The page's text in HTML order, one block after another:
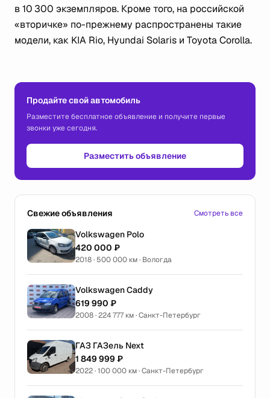
в 10 300 экземпляров. Кроме того, на российской
«вторичке» по-прежнему распространены такие
модели, как KIA Rio, Hyundai Solaris и Toyota Corolla.
Продайте свой автомобиль
Разместите бесплатное объявление и получите первые
звонки уже сегодня.
Разместить объявление
Свежие объявления Смотреть все
Volkswagen Polo
420 000 ₽
2018 · 500 000 км · Вологда
Volkswagen Caddy
619 990 ₽
2008 · 224 777 км · Санкт-Петербург
ГАЗ ГАЗель Next
1 849 999 ₽
2022 · 100 000 км · Санкт-Петербург